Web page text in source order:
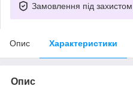
Замовлення під захистом
Опис Характеристики
Опис